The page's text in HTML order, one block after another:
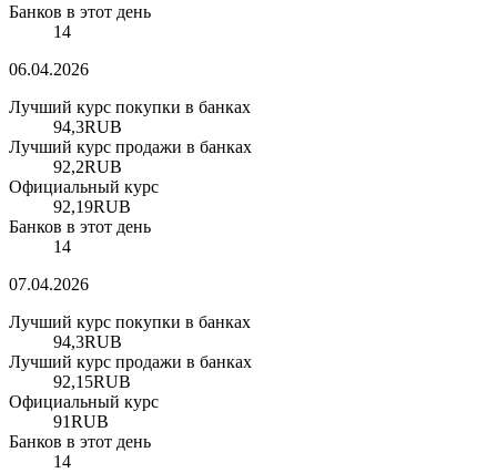
Банков в этот день
14
06.04.2026
Лучший курс покупки в банках
94,3RUB
Лучший курс продажи в банках
92,2RUB
Официальный курс
92,19RUB
Банков в этот день
14
07.04.2026
Лучший курс покупки в банках
94,3RUB
Лучший курс продажи в банках
92,15RUB
Официальный курс
91RUB
Банков в этот день
14